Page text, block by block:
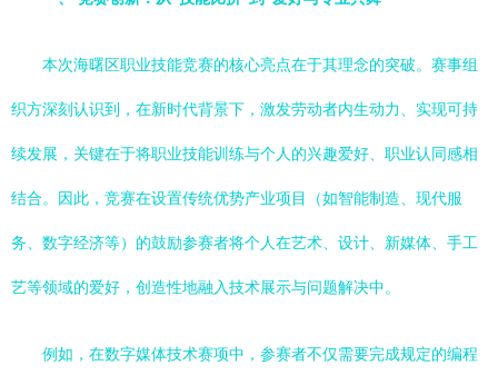
本次海曙区职业技能竞赛的核心亮点在于其理念的突破。赛事组
织方深刻认识到，在新时代背景下，激发劳动者内生动力、实现可持
续发展，关键在于将职业技能训练与个人的兴趣爱好、职业认同感相
结合。因此，竞赛在设置传统优势产业项目（如智能制造、现代服
务、数字经济等）的鼓励参赛者将个人在艺术、设计、新媒体、手工
艺等领域的爱好，创造性地融入技术展示与问题解决中。
例如，在数字媒体技术赛项中，参赛者不仅需要完成规定的编程